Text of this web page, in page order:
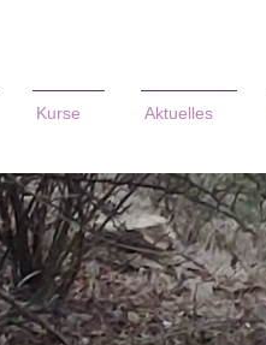
Kurse Aktuelles